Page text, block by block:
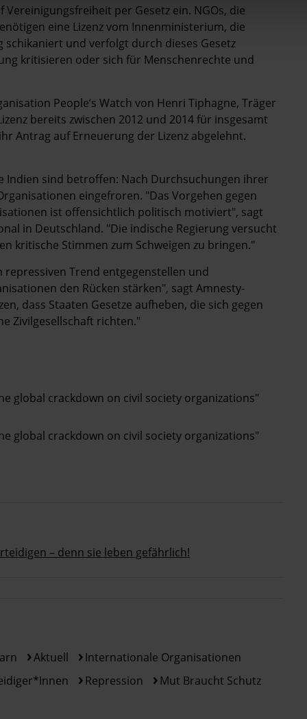
per Gesetz ein. NGOs, die
eine Lizenz vom Innenministerium, die
schikaniert und verfolgt durch dieses Gesetz
kritisieren oder sich für Menschenrechte und
People’s Watch von Henri Tiphagne, Träger
bereits zwischen 2012 und 2014 für insgesamt
Antrag auf Erneuerung der Lizenz abgelehnt.
Indien sind betroffen: Nach Durchsuchungen ihrer
eingefroren. "Das Vorgehen gegen
ist offensichtlich politisch motiviert", sagt
in Deutschland. "Die indische Regierung versucht
kritische Stimmen zum Schweigen zu bringen."
Trend entgegenstellen und
den Rücken stärken", sagt Amnesty-
dass Staaten Gesetze aufheben, die sich gegen
Zivilgesellschaft richten."
global crackdown on civil society organizations"
global crackdown on civil society organizations"
– denn sie leben gefährlich!
Aktuell
Internationale Organisationen
Repression Mut Braucht Schutz